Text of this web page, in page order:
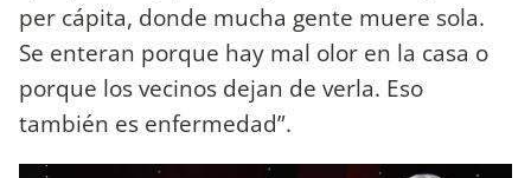
per cápita, donde mucha gente muere sola.
Se enteran porque hay mal olor en la casa o
porque los vecinos dejan de verla. Eso
también es enfermedad”.